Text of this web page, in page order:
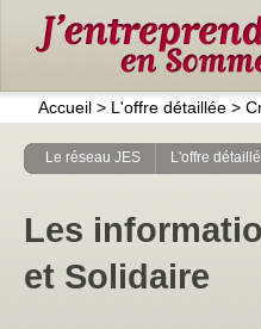
Accueil > L'offre détaillée >
Le réseau JES L'offre
Les
et Solidaire